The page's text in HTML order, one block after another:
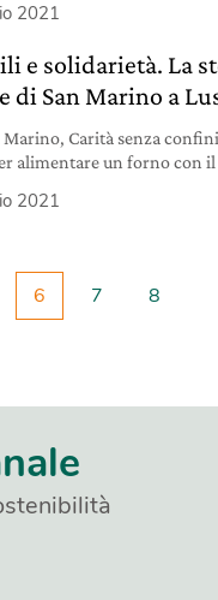
2021
e solidarietà. La
di San Marino a
Marino, Carità senza
alimentare un forno con il
2021
6 7 8